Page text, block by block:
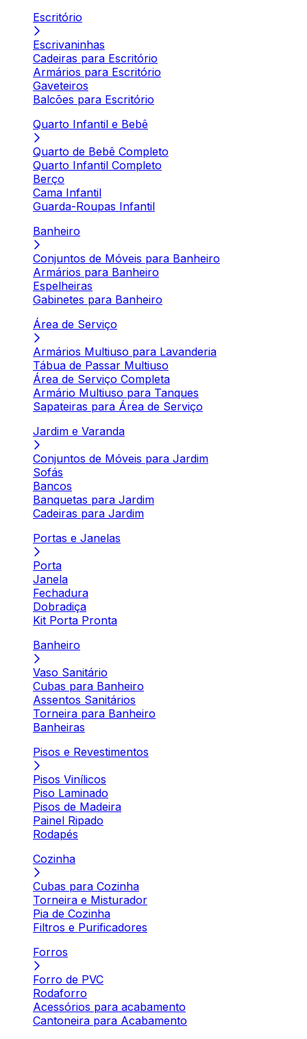
Escritório
Escrivaninhas
Cadeiras para Escritório
Armários para Escritório
Gaveteiros
Balcões para Escritório
Quarto Infantil e Bebê
Quarto de Bebê Completo
Quarto Infantil Completo
Berço
Cama Infantil
Guarda-Roupas Infantil
Banheiro
Conjuntos de Móveis para Banheiro
Armários para Banheiro
Espelheiras
Gabinetes para Banheiro
Área de Serviço
Armários Multiuso para Lavanderia
Tábua de Passar Multiuso
Área de Serviço Completa
Armário Multiuso para Tanques
Sapateiras para Área de Serviço
Jardim e Varanda
Conjuntos de Móveis para Jardim
Sofás
Bancos
Banquetas para Jardim
Cadeiras para Jardim
Portas e Janelas
Porta
Janela
Fechadura
Dobradiça
Kit Porta Pronta
Banheiro
Vaso Sanitário
Cubas para Banheiro
Assentos Sanitários
Torneira para Banheiro
Banheiras
Pisos e Revestimentos
Pisos Vinílicos
Piso Laminado
Pisos de Madeira
Painel Ripado
Rodapés
Cozinha
Cubas para Cozinha
Torneira e Misturador
Pia de Cozinha
Filtros e Purificadores
Forros
Forro de PVC
Rodaforro
Acessórios para acabamento
Cantoneira para Acabamento